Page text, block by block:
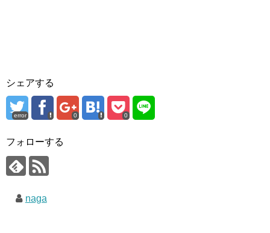
シェアする
error 0 0
フォローする
naga